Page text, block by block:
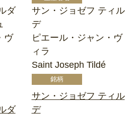
ダ
ヴ
ダ
サン・ジョゼフ ティル
デ
ピエール・ジャン・ヴ
ィラ
Saint Joseph Tildé
サン・ジョゼフ ティル
デ